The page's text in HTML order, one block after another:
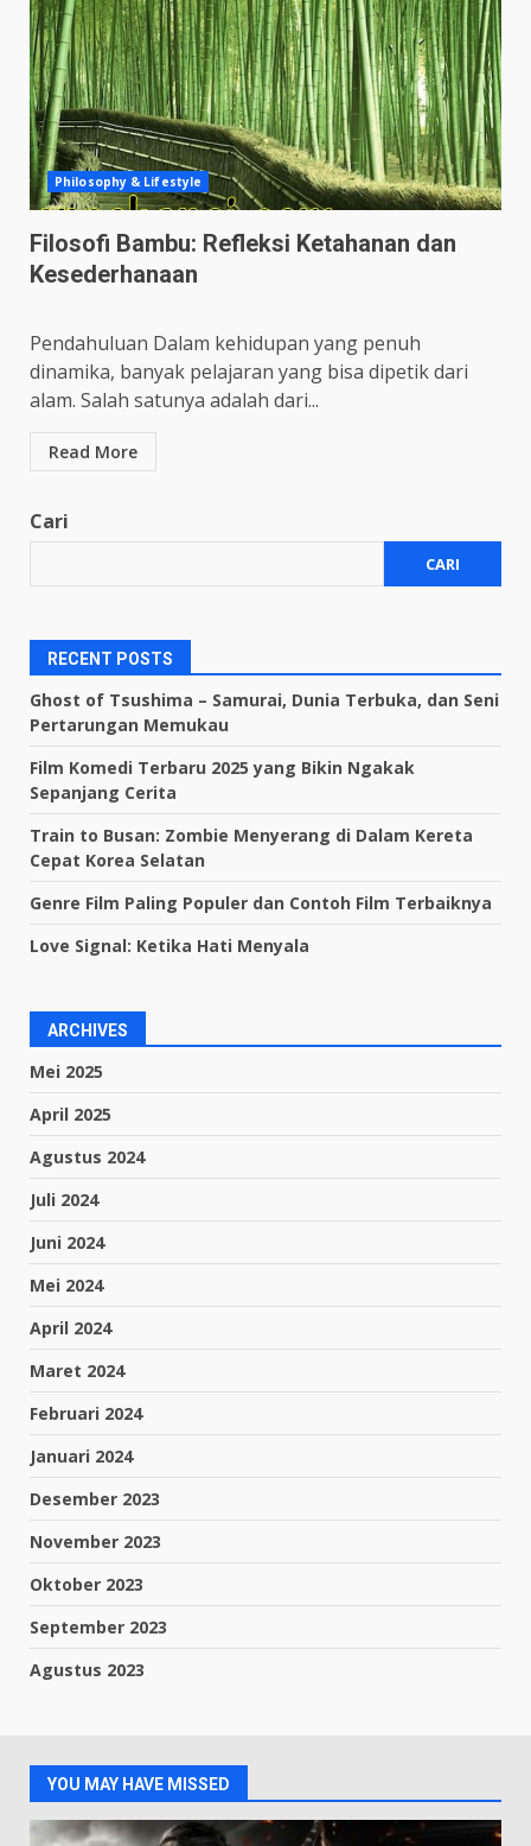
Philosophy & Lifestyle
Filosofi Bambu: Refleksi Ketahanan dan
Kesederhanaan
Pendahuluan Dalam kehidupan yang penuh
dinamika, banyak pelajaran yang bisa dipetik dari
alam. Salah satunya adalah dari...
Read More
Cari
CARI
RECENT POSTS
Ghost of Tsushima – Samurai, Dunia Terbuka, dan Seni
Pertarungan Memukau
Film Komedi Terbaru 2025 yang Bikin Ngakak
Sepanjang Cerita
Train to Busan: Zombie Menyerang di Dalam Kereta
Cepat Korea Selatan
Genre Film Paling Populer dan Contoh Film Terbaiknya
Love Signal: Ketika Hati Menyala
ARCHIVES
Mei 2025
April 2025
Agustus 2024
Juli 2024
Juni 2024
Mei 2024
April 2024
Maret 2024
Februari 2024
Januari 2024
Desember 2023
November 2023
Oktober 2023
September 2023
Agustus 2023
YOU MAY HAVE MISSED